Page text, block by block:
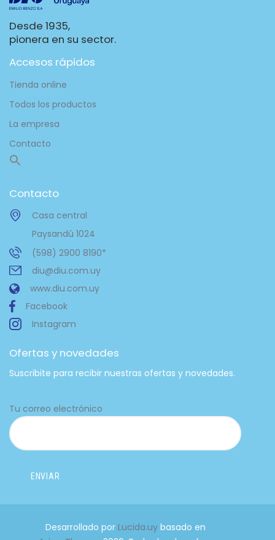
Desde 1935,
pionera en su sector.
Accesos rápidos
Tienda online
Todos los productos
La empresa
Contacto
Contacto
Casa central
Paysandú 1024
(598) 2900 8190*
diu@diu.com.uy
www.diu.com.uy
Facebook
Instagram
Ofertas y novedades
Suscribite para recibir nuestras ofertas y novedades.
Tu correo electrónico
Desarrollado por Lucida.uy basado en